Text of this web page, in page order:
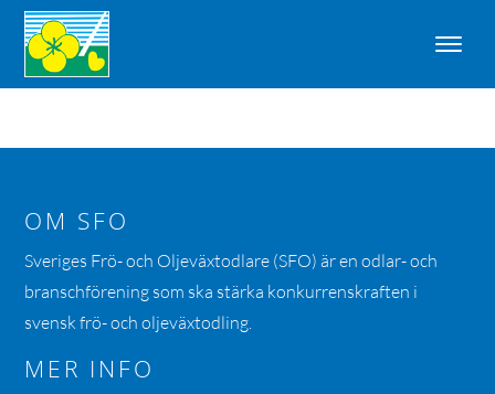
OM SFO
Sveriges Frö- och Oljeväxtodlare (SFO) är en odlar- och
branschförening som ska stärka konkurrenskraften i
svensk frö- och oljeväxtodling.
MER INFO